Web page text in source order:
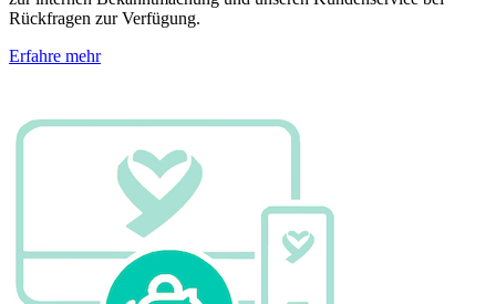
Rückfragen zur Verfügung.
Erfahre mehr